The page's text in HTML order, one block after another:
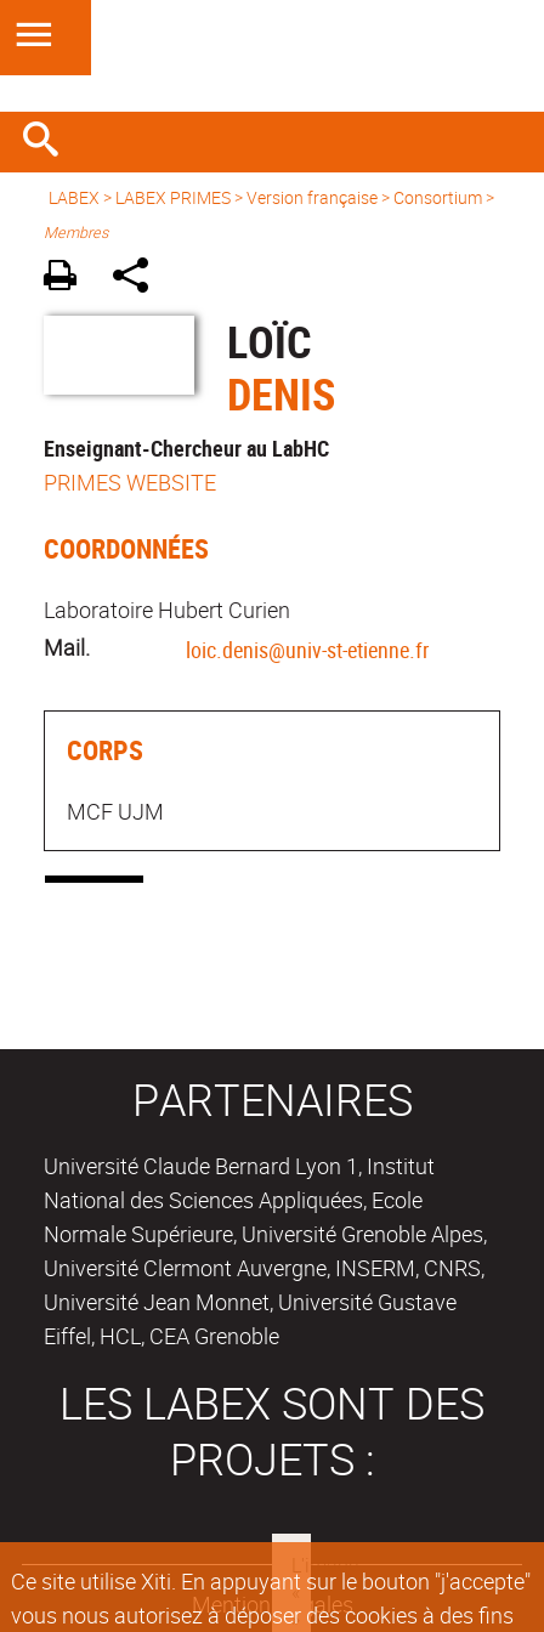
Ce site utilise Xiti. En appuyant sur le bouton "j'accepte"
vous nous autorisez à déposer des cookies à des fins
LABEX > LABEX PRIMES>Version française> Consortium >
Membres
LOÏC
DENIS
Enseignant-Chercheur au LabHC
PRIMES WEBSITE
COORDONNÉES
Laboratoire Hubert Curien
Mail.
loic.denis@univ-st-etienne.fr
CORPS
MCF UJM
PARTENAIRES
Université Claude Bernard Lyon 1, Institut
National des Sciences Appliquées, Ecole
Normale Supérieure, Université Grenoble Alpes,
Université Clermont Auvergne, INSERM, CNRS,
Université Jean Monnet, Université Gustave
Eiffel, HCL, CEA Grenoble
LES LABEX SONT DES
PROJETS :
Mentions légales